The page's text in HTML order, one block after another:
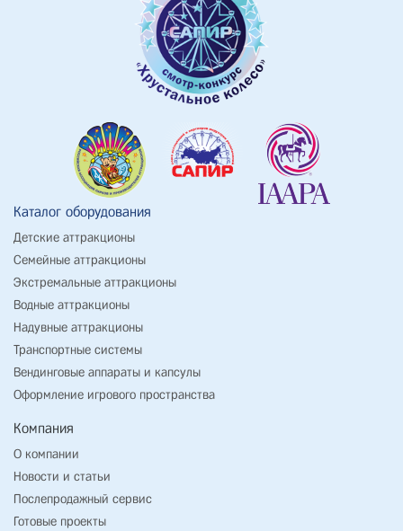
Каталог оборудования
Детские аттракционы
Семейные аттракционы
Экстремальные аттракционы
Водные аттракционы
Надувные аттракционы
Транспортные системы
Вендинговые аппараты и капсулы
Оформление игрового пространства
Компания
О компании
Новости и статьи
Послепродажный сервис
Готовые проекты